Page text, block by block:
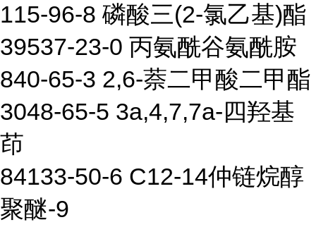
115-96-8 磷酸三(2-氯乙基)酯
39537-23-0 丙氨酰谷氨酰胺
840-65-3 2,6-萘二甲酸二甲酯
3048-65-5 3a,4,7,7a-四羟基
茚
84133-50-6 C12-14仲链烷醇
聚醚-9